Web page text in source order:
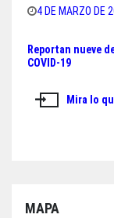
a
c
e
b
o
w
i
t
t
h
a
s
A
4 DE MARZO DE
Navegación
entradas
Reportan nueve
COVID-19
Mira lo
MAPA